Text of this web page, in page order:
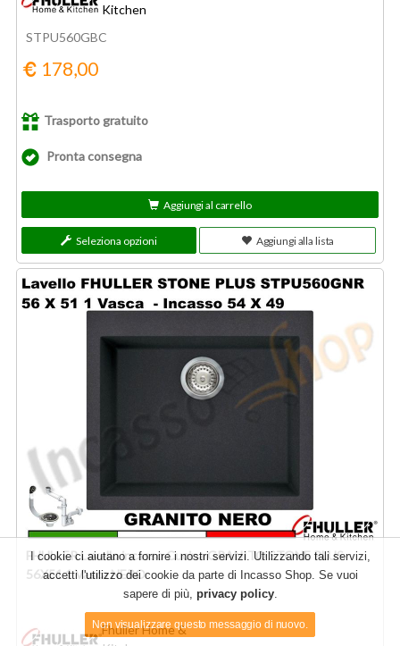
Kitchen
STPU560GBC
178,00
Trasporto gratuito
Pronta consegna
Aggiungi al carrello
Seleziona opzioni Aggiungi alla lista
FHULLER Lavello incasso Cucina GRANITO STONE PLUS
56X51 1 Vasca NERO
Fhuller Home &
I cookie ci aiutano a fornire i nostri servizi. Utilizzando tali servizi,
accetti l'utilizzo dei cookie da parte di Incasso Shop. Se vuoi
sapere di più, privacy policy.